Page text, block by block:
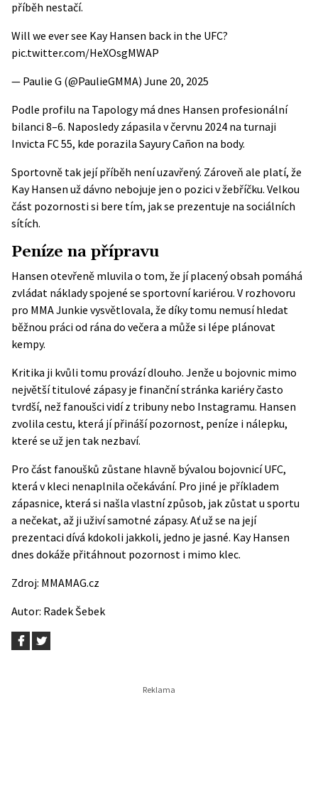
příběh nestačí.
Will we ever see Kay Hansen back in the UFC?
pic.twitter.com/HeXOsgMWAP
— Paulie G (@PaulieGMMA) June 20, 2025
Podle profilu na Tapologymá dnes Hansen profesionální
bilanci 8–6. Naposledy zápasila v červnu 2024 na turnaji
Invicta FC 55, kde porazila Sayury Cañon na body.
Sportovně tak její příběh není uzavřený. Zároveň ale platí, že
Kay Hansen už dávno nebojuje jen o pozici v žebříčku. Velkou
část pozornosti si bere tím, jak se prezentuje na sociálních
sítích.
Peníze na přípravu
Hansen otevřeně mluvila o tom, že jí placený obsah pomáhá
zvládat náklady spojené se sportovní kariérou. V rozhovoru
pro MMA Junkie vysvětlovala, že díky tomu nemusí hledat
běžnou práci od rána do večera a může si lépe plánovat
kempy.
Kritika ji kvůli tomu provází dlouho. Jenže u bojovnic mimo
největší titulové zápasy je finanční stránka kariéry často
tvrdší, než fanoušci vidí z tribuny nebo Instagramu. Hansen
zvolila cestu, která jí přináší pozornost, peníze i nálepku,
které se už jen tak nezbaví.
Pro část fanoušků zůstane hlavně bývalou bojovnicí UFC,
která v kleci nenaplnila očekávání. Pro jiné je příkladem
zápasnice, která si našla vlastní způsob, jak zůstat u sportu
a nečekat, až ji uživí samotné zápasy. Ať už se na její
prezentaci dívá kdokoli jakkoli, jedno je jasné. Kay Hansen
dnes dokáže přitáhnout pozornost i mimo klec.
Zdroj: MMAMAG.cz
Autor: Radek Šebek